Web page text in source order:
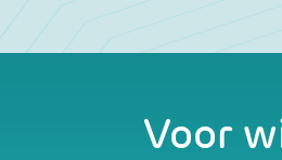
Voor